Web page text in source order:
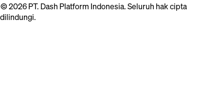
© 2026 PT. Dash Platform Indonesia. Seluruh hak cipta
dilindungi.